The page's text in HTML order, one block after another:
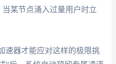
某节点涌入过量用户时立
速器才能应对这样的极限挑